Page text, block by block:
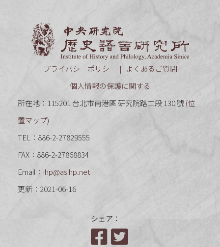
プライバシーポリシー
よくあるご質問
個人情報の保護に関する
所在地：115201 台北市南港區 研究院路二段 130 號 (位
置マップ)
TEL：886-2-27829555
FAX：886-2-27868834
Email： ihp@asihp.net
更新：2021-06-16
シェア：
Facebook